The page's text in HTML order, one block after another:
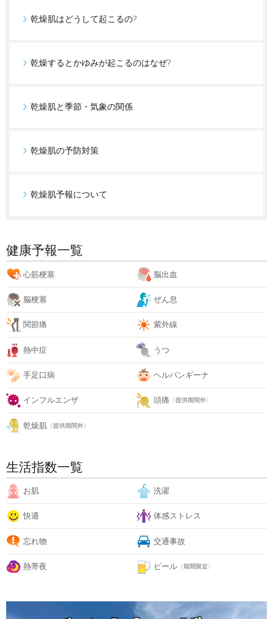
乾燥肌はどうして起こるの?
乾燥するとかゆみが起こるのはなぜ?
乾燥肌と季節・気象の関係
乾燥肌の予防対策
乾燥肌予報について
健康予報一覧
心筋梗塞 脳出血
脳梗塞 ぜん息
関節痛 紫外線
熱中症 うつ
手足口病 ヘルパンギーナ
インフルエンザ 頭痛 〈提供期間外〉
乾燥肌 〈提供期間外〉
生活指数一覧
お肌 洗濯
快適 体感ストレス
忘れ物 交通事故
熱帯夜 ビール 〈期間限定〉